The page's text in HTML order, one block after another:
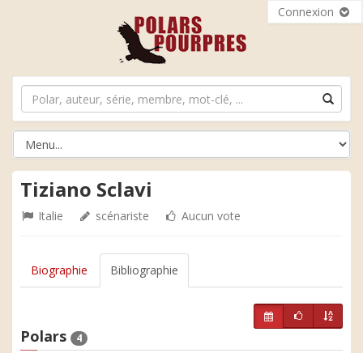
Connexion
Tiziano Sclavi
Italie scénariste Aucun vote
Biographie Bibliographie
Polars 4